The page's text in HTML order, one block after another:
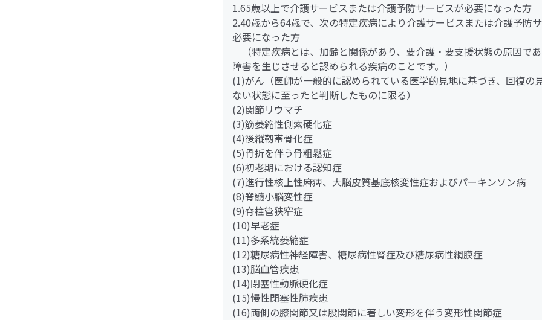
1.65歳以上で介護サービスまたは介護予防サービスが必要になった方
2.40歳から64歳で、次の特定疾病により介護サービスまたは介護予防
必要になった方
（特定疾病とは、加齢と関係があり、要介護・要支援状態の原因で
障害を生じさせると認められる疾病のことです。）
(1)がん（医師が一般的に認められている医学的見地に基づき、回復の
ない状態に至ったと判断したものに限る）
(2)関節リウマチ
(3)筋萎縮性側索硬化症
(4)後縦靱帯骨化症
(5)骨折を伴う骨粗鬆症
(6)初老期における認知症
(7)進行性核上性麻痺、大脳皮質基底核変性症およびパーキンソン病
(8)脊髄小脳変性症
(9)脊柱管狭窄症
(10)早老症
(11)多系統萎縮症
(12)糖尿病性神経障害、糖尿病性腎症及び糖尿病性網膜症
(13)脳血管疾患
(14)閉塞性動脈硬化症
(15)慢性閉塞性肺疾患
(16)両側の膝関節又は股関節に著しい変形を伴う変形性関節症